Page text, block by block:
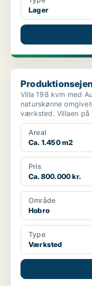
Lager
Produktionsejendom i
Villa 198 kvm med
naturskønne
værksted. Villaen på
...
Areal
Ca. 1.450 m2
Pris
Ca. 800.000 kr.
Område
Hobro
Type
Værksted